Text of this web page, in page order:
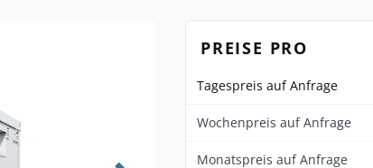
PREISE PRO
Tagespreis auf Anfrage
Wochenpreis auf Anfrage
Monatspreis auf Anfrage